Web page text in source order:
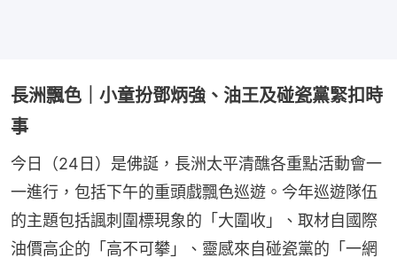
長洲飄色｜小童扮鄧炳強、油王及碰瓷黨緊扣時
事
今日（24日）是佛誕，長洲太平清醮各重點活動會一
一進行，包括下午的重頭戲飄色巡遊。今年巡遊隊伍
的主題包括諷刺圍標現象的「大圍收」、取材自國際
油價高企的「高不可攀」、靈感來自碰瓷黨的「⁠⁠一網